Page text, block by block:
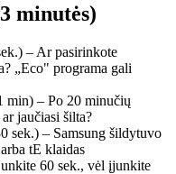
minutės)
– Ar pasirinkote
„Eco" programa gali
min) – Po 20 minučių
jaučiasi šilta?
sek.) – Samsung šildytuvo
tE klaidas
60 sek., vėl įjunkite